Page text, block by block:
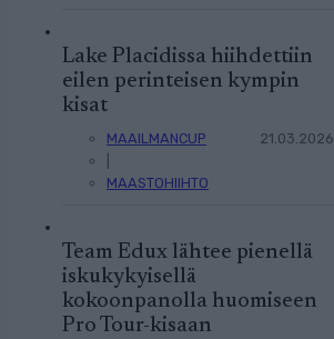
Lake Placidissa hiihdettiin
eilen perinteisen kympin
kisat
MAAILMANCUP
MAASTOHIIHTO
21.03.2026
Team Edux lähtee pienellä
iskukykyisellä
kokoonpanolla huomiseen
Pro Tour-kisaan